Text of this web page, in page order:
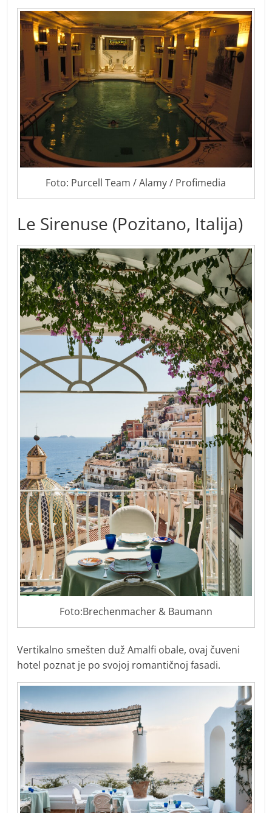
Foto: Purcell Team / Alamy / Profimedia
Le Sirenuse (Pozitano, Italija)
Foto:Brechenmacher & Baumann
Vertikalno smešten duž Amalfi obale, ovaj čuveni
hotel poznat je po svojoj romantičnoj fasadi.